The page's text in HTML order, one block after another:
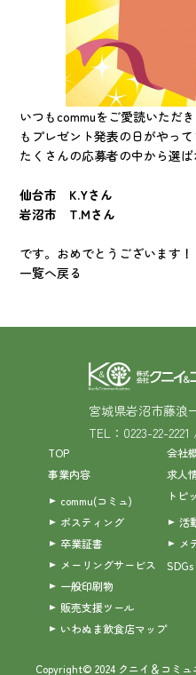
いつもcommuをご愛読いただ
もプレゼント発表の日がやって
たくさんの応募者の中から選
仙台市 K.Yさん
岩沼市 T.Mさん
です。おめでとうございます
一覧へ戻る
宮城県岩沼市藤浪
TEL：0223-22-
TOP
事業内容
commu(コミュ)
ポスティング
卒業証書
メーリングサービス
一般印刷物
販売支援ツール
いわぬま飲食店マップ
会社
求人
トピ
活
メ
SDGs
Copyright© 2024 クニイ＆コミュ